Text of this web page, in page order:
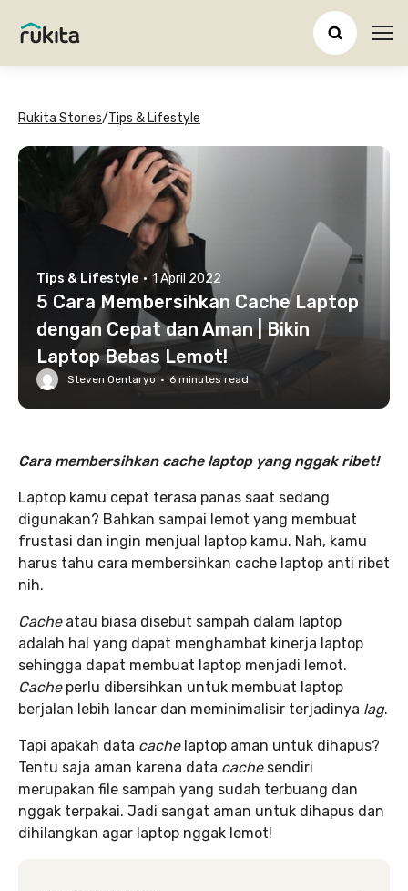
Rukita Stories/Tips & Lifestyle
Tips & Lifestyle · 1 April 2022
5 Cara Membersihkan Cache Laptop
dengan Cepat dan Aman | Bikin
Laptop Bebas Lemot!
Steven Oentaryo · 6 minutes read
Cara membersihkan cache laptop yang nggak ribet!
Laptop kamu cepat terasa panas saat sedang
digunakan? Bahkan sampai lemot yang membuat
frustasi dan ingin menjual laptop kamu. Nah, kamu
harus tahu cara membersihkan cache laptop anti ribet
nih.
Cacheatau biasa disebut sampah dalam laptop
adalah hal yang dapat menghambat kinerja laptop
sehingga dapat membuat laptop menjadi lemot.
Cacheperlu dibersihkan untuk membuat laptop
berjalan lebih lancar dan meminimalisir terjadinya lag.
Tapi apakah data cachelaptop aman untuk dihapus?
Tentu saja aman karena data cache sendiri
merupakan file sampah yang sudah terbuang dan
nggak terpakai. Jadi sangat aman untuk dihapus dan
dihilangkan agar laptop nggak lemot!